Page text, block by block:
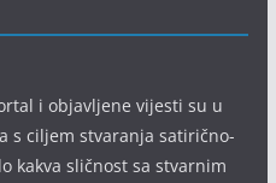
i objavljene vijesti su u
s ciljem stvaranja satirično-
kakva sličnost sa stvarnim